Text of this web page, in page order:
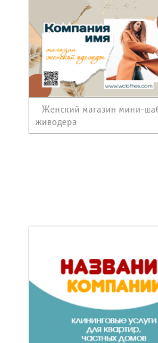
Женский магазин мини-
живодера